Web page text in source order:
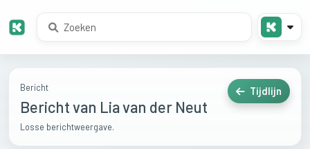
Bericht
Bericht van Lia van der Neut
Losse berichtweergave.
Tijdlijn